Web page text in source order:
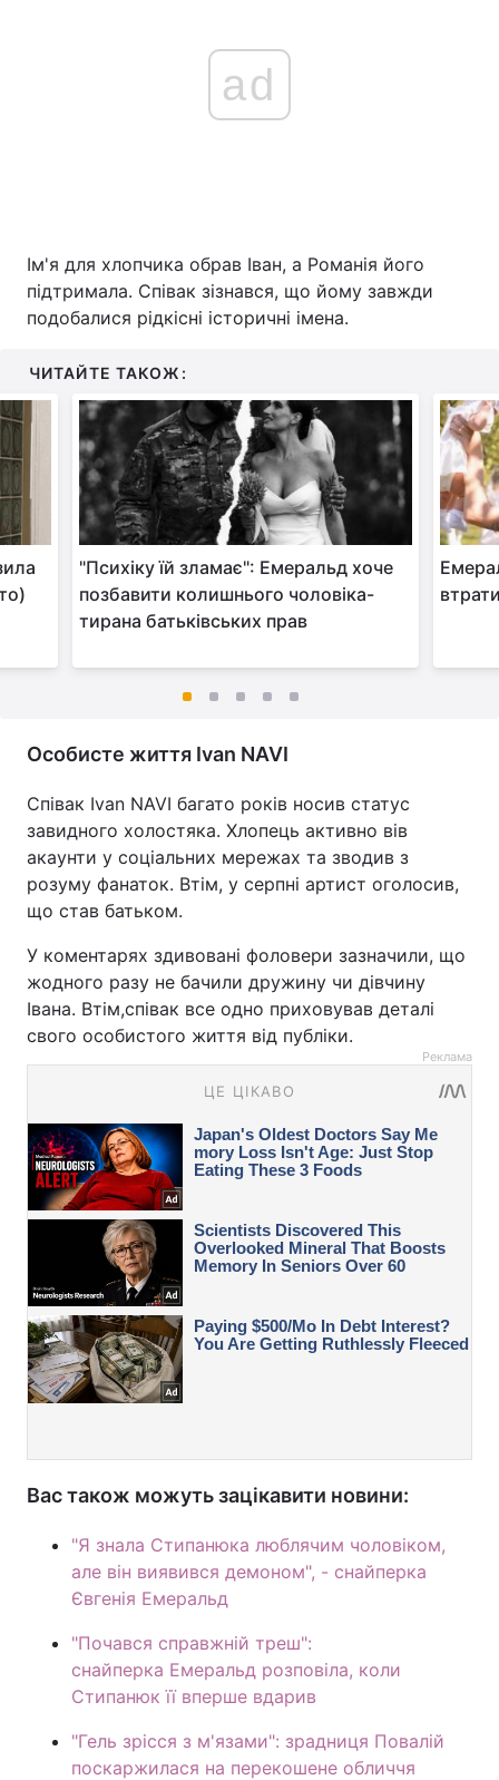
ad
Ім'я для хлопчика обрав Іван, а Романія його
підтримала. Співак зізнався, що йому завжди
подобалися рідкісні історичні імена.
ЧИТАЙТЕ ТАКОЖ:
"Психіку їй зламає": Емеральд хоче
позбавити колишнього чоловіка-
тирана батьківських прав
Особисте життя Ivan NAVI
Співак Ivan NAVI багато років носив статус
завидного холостяка. Хлопець активно вів
акаунти у соціальних мережах та зводив з
розуму фанаток. Втім, у серпні артист оголосив,
що став батьком.
У коментарях здивовані фоловери зазначили, що
жодного разу не бачили дружину чи дівчину
Івана. Втім,співак все одно приховував деталі
свого особистого життя від публіки.
Реклама
Вас також можуть зацікавити новини:
"Я знала Стипанюка люблячим чоловіком,
але він виявився демоном", - снайперка
Євгенія Емеральд
"Почався справжній треш":
снайперка Емеральд розповіла, коли
Стипанюк її вперше вдарив
"Гель зрісся з м'язами": зрадниця Повалій
поскаржилася на перекошене обличчя